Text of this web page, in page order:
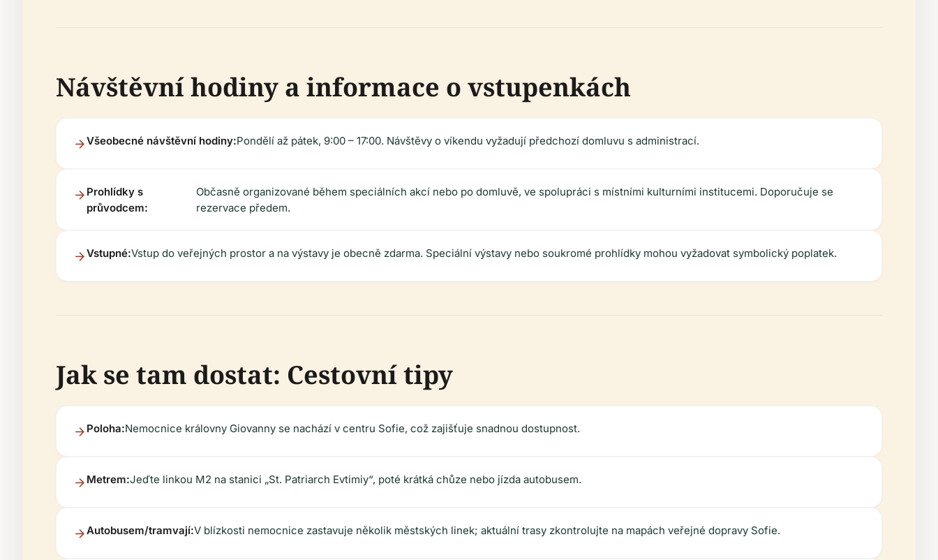
Návštěvní hodiny a informace o vstupenkách
Všeobecné návštěvní hodiny:Pondělí až pátek, 9:00 – 17:00. Návštěvy o víkendu vyžadují předchozí domluvu s administrací.
Prohlídky s
průvodcem:
Občasně organizované během speciálních akcí nebo po domluvě, ve spolupráci s místními kulturními institucemi. Doporučuje se
rezervace předem.
Vstupné:Vstup do veřejných prostor a na výstavy je obecně zdarma. Speciální výstavy nebo soukromé prohlídky mohou vyžadovat symbolický poplatek.
Jak se tam dostat: Cestovní tipy
Poloha:Nemocnice královny Giovanny se nachází v centru Sofie, což zajišťuje snadnou dostupnost.
Metrem:Jeďte linkou M2 na stanici „St. Patriarch Evtimiy“, poté krátká chůze nebo jízda autobusem.
Autobusem/tramvají:V blízkosti nemocnice zastavuje několik městských linek; aktuální trasy zkontrolujte na mapách veřejné dopravy Sofie.